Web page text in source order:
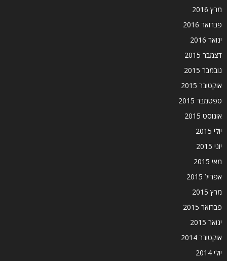
מרץ 2016
פברואר 2016
ינואר 2016
דצמבר 2015
נובמבר 2015
אוקטובר 2015
ספטמבר 2015
אוגוסט 2015
יולי 2015
יוני 2015
מאי 2015
אפריל 2015
מרץ 2015
פברואר 2015
ינואר 2015
אוקטובר 2014
יולי 2014